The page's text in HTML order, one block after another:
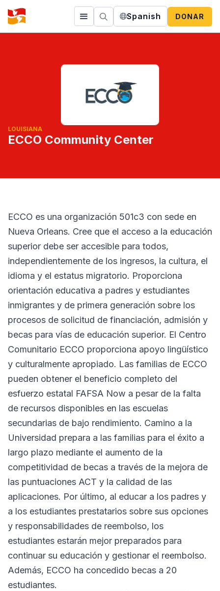
Spanish DONAR
LOUISIANA
ECCO Community Center
ECCO es una organización 501c3 con sede en
Nueva Orleans. Cree que el acceso a la educación
superior debe ser accesible para todos,
independientemente de los ingresos, la cultura, el
idioma y el estatus migratorio. Proporciona
orientación educativa a padres y estudiantes
inmigrantes y de primera generación sobre los
procesos de solicitud de financiación, admisión y
becas para vías de educación superior. El Centro
Comunitario ECCO proporciona apoyo lingüístico
y culturalmente apropiado. Las familias de ECCO
pueden obtener el beneficio completo del
esfuerzo estatal FAFSA Now a pesar de la falta
de recursos disponibles en las escuelas
secundarias de bajo rendimiento. Camino a la
Universidad prepara a las familias para el éxito a
largo plazo mediante el aumento de la
competitividad de becas a través de la mejora de
las puntuaciones ACT y la calidad de las
aplicaciones. Por último, al educar a los padres y
a los estudiantes prestatarios sobre sus opciones
y responsabilidades de reembolso, los
estudiantes estarán mejor preparados para
continuar su educación y gestionar el reembolso.
Además, ECCO ha concedido becas a 20
estudiantes.